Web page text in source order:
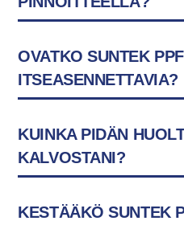
OVATKO SUNTEK
ITSEASENNETTAVIA?
KUINKA PIDÄN
KALVOSTANI?
KESTÄÄKÖ SUNTEK